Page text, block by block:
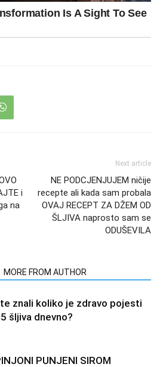
i
na
Next article
NE PODCJENJUJEM ničije
recepte ali kada sam probala
OVAJ RECEPT ZA DŽEM OD
ŠLJIVA naprosto sam se
ODUŠEVILA
MORE FROM AUTHOR
znali koliko je zdravo pojesti
šljiva dnevno?
PUNJENI SIROM